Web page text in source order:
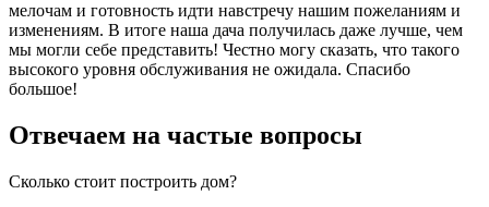
мелочам и готовность идти навстречу нашим пожеланиям и
изменениям. В итоге наша дача получилась даже лучше, чем
мы могли себе представить! Честно могу сказать, что такого
высокого уровня обслуживания не ожидала. Спасибо
большое!
Отвечаем на частые вопросы
Сколько стоит построить дом?